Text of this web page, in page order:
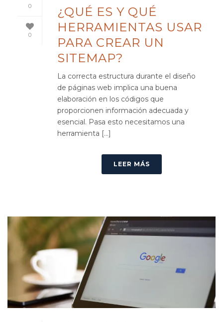
0
0
¿QUÉ ES Y QUÉ
HERRAMIENTAS USAR
PARA CREAR UN
SITEMAP?
La correcta estructura durante el diseño
de páginas web implica una buena
elaboración en los códigos que
proporcionen información adecuada y
esencial. Pasa esto necesitamos una
herramienta [...]
LEER MÁS